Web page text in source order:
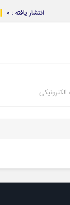
انتشار یافته : ۰